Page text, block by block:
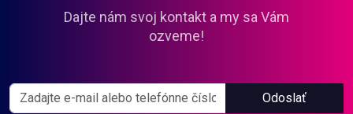
Dajte nám svoj kontakt a my sa Vám
ozveme!
Odoslať